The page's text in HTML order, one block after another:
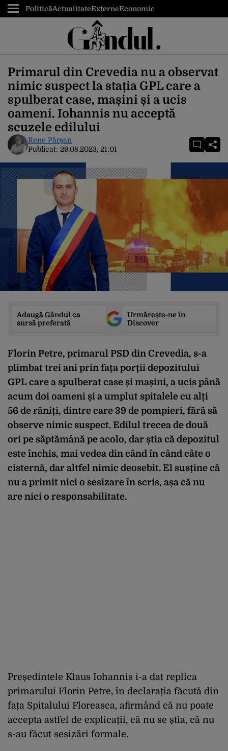
PoliticăActualitateExterneEconomic
Primarul din Crevedia nu a observat
nimic suspect la stația GPL care a
spulberat case, mașini și a ucis
oameni. Iohannis nu acceptă
scuzele edilului
Rene Pârșan
Publicat: 29.08.2023, 21:01
Adaugă Gândul ca
sursă preferată
Urmărește-ne în
Discover
Florin Petre, primarul PSD din Crevedia, s-a
plimbat trei ani prin fața porții depozitului
GPL care a spulberat case și mașini, a ucis până
acum doi oameni și a umplut spitalele cu alți
56 de răniți, dintre care 39 de pompieri, fără să
observe nimic suspect. Edilul trecea de două
ori pe săptămână pe acolo, dar știa că depozitul
este închis, mai vedea din când în când câte o
cisternă, dar altfel nimic deosebit. El susține că
nu a primit nici o sesizare în scris, așa că nu
are nici o responsabilitate.
Președintele Klaus Iohannis i-a dat replica
primarului Florin Petre, în declarația făcută din
fața Spitalului Floreasca, afirmând că nu poate
accepta astfel de explicații, că nu se știa, că nu
s-au făcut sesizări formale.